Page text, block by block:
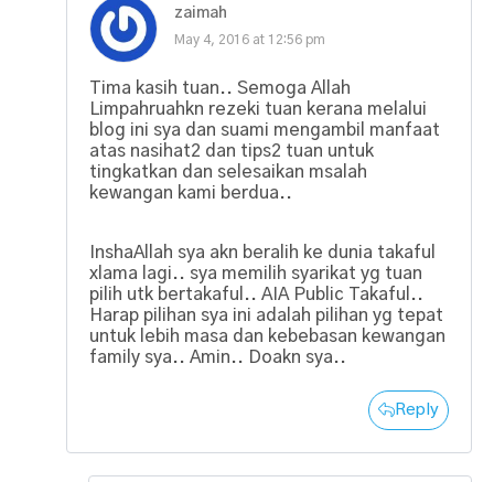
zaimah
May 4, 2016 at 12:56 pm
Tima kasih tuan.. Semoga Allah
Limpahruahkn rezeki tuan kerana melalui
blog ini sya dan suami mengambil manfaat
atas nasihat2 dan tips2 tuan untuk
tingkatkan dan selesaikan msalah
kewangan kami berdua..
InshaAllah sya akn beralih ke dunia takaful
xlama lagi.. sya memilih syarikat yg tuan
pilih utk bertakaful.. AIA Public Takaful..
Harap pilihan sya ini adalah pilihan yg tepat
untuk lebih masa dan kebebasan kewangan
family sya.. Amin.. Doakn sya..
Reply